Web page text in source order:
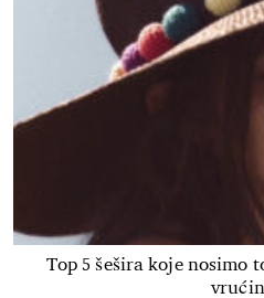
Top 5 šešira koje nosimo